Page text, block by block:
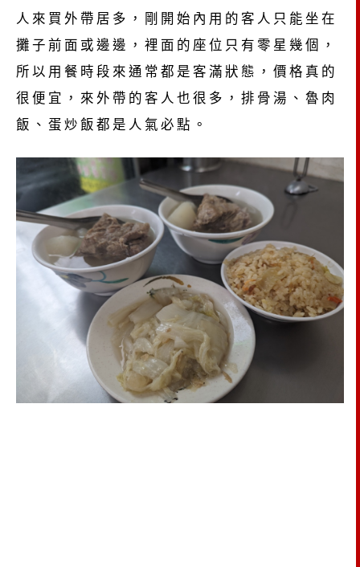
人來買外帶居多，剛開始內用的客人只能坐在
攤子前面或邊邊，裡面的座位只有零星幾個，
所以用餐時段來通常都是客滿狀態，價格真的
很便宜，來外帶的客人也很多，排骨湯、魯肉
飯、蛋炒飯都是人氣必點。